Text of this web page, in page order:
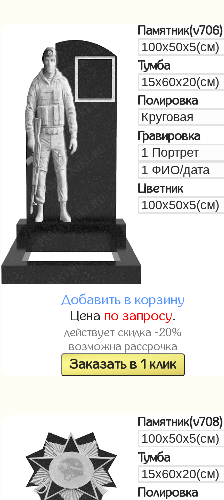
Памятник(v706)
Тумба
Полировка
Гравировка
Цветник
Добавить в корзину
Цена по запросу.
действует скидка -20%
возможна рассрочка
Заказать в 1 клик
Памятник(v708)
Тумба
Полировка